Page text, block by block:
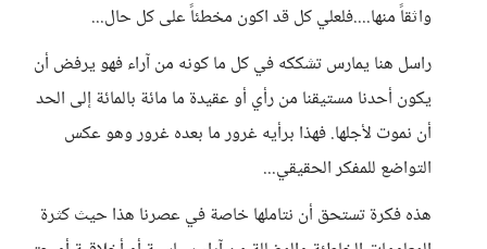
واثقاً منها....فلعلي كل قد اكون مخطئاً على كل حال...
راسل هنا يمارس تشككه في كل ما كونه من آراء فهو يرفض أن
يكون أحدنا مستيقنا من رأي أو عقيدة ما مائة بالمائة إلى الحد
أن نموت لأجلها. فهذا برأيه غرور ما بعده غرور وهو عكس
التواضع للمفكر الحقيقي...
هذه فكرة تستحق أن نتاملها خاصة في عصرنا هذا حيث كثرة